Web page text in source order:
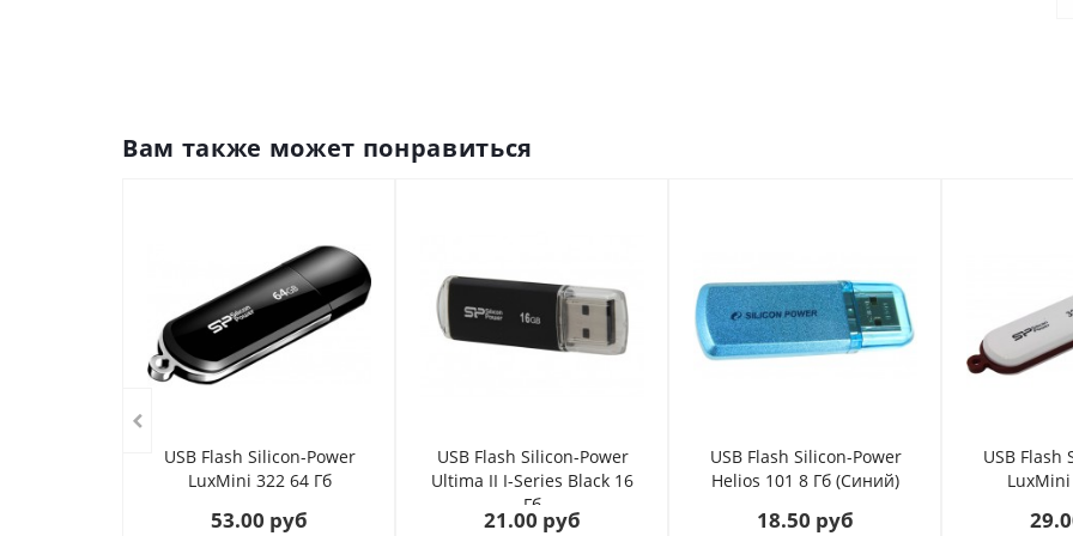
Вам также может понравиться
USB Flash Silicon-Power
LuxMini 322 64 Гб
53.00 руб
USB Flash Silicon-Power
Ultima II I-Series Black 16
Гб
21.00 руб
USB Flash Silicon-Power
Helios 101 8 Гб (Синий)
18.50 руб
USB Flash